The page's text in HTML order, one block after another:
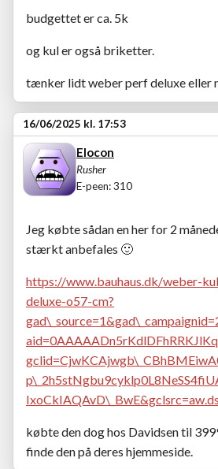
budgettet er ca. 5k
og kul er også briketter.
tænker lidt weber perf deluxe eller
16/06/2025 kl. 17:53
Elocon
Rusher
E-peen: 310
Jeg købte sådan en her for 2
stærkt anbefales 🙂
https://www.bauhaus.dk/weber-
deluxe-o57-cm?
IxoCkIAQAvD\_BwE&gclsrc=aw.ds
købte den dog hos Davidsen til
finde den på deres hjemmeside.